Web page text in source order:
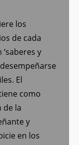
los
de cada
y
El
como
de la
y
en los